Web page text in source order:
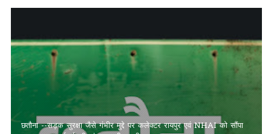
छतौना --सड़क सुरक्षा जैसे गंभीर मुद्दे पर कलेक्टर रायपुर एवं NHAI को सौंपा